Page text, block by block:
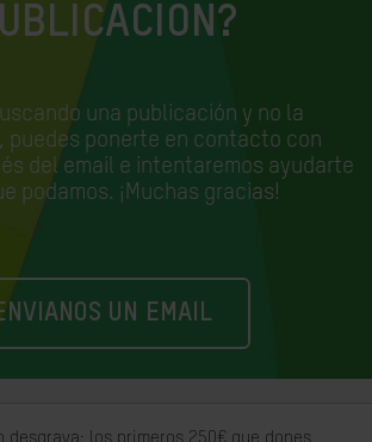
una publicación y no la
puedes ponerte en contacto con
del email e intentaremos ayudarte
podamos. ¡Muchas gracias!
UN EMAIL
desgrava: los primeros 250€ que dones